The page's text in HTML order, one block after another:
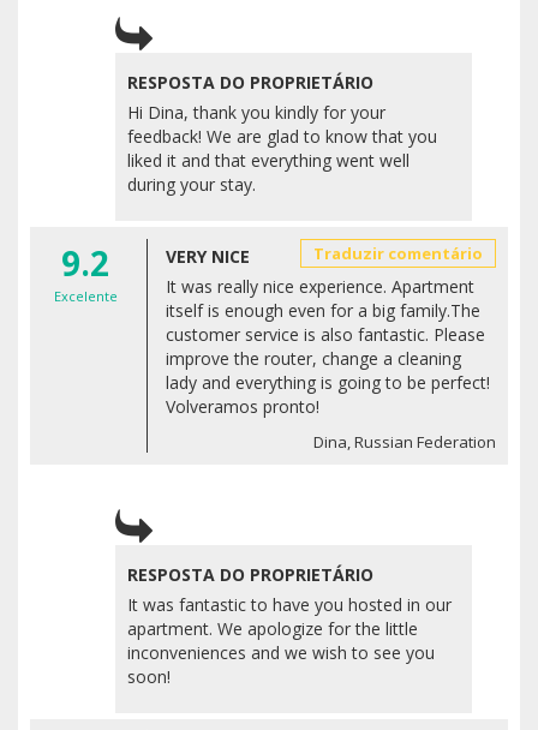
RESPOSTA DO PROPRIETÁRIO
Hi Dina, thank you kindly for your
feedback! We are glad to know that you
liked it and that everything went well
during your stay.
9.2
Excelente
VERY NICE Traduzir comentário
It was really nice experience. Apartment
itself is enough even for a big family.The
customer service is also fantastic. Please
improve the router, change a cleaning
lady and everything is going to be perfect!
Volveramos pronto!
Dina, Russian Federation
RESPOSTA DO PROPRIETÁRIO
It was fantastic to have you hosted in our
apartment. We apologize for the little
inconveniences and we wish to see you
soon!